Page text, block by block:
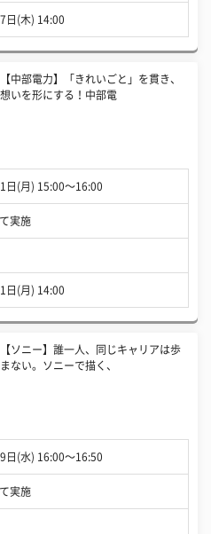
日(木) 14:00
【中部電力】「きれいごと」を貫き、
想いを形にする！中部電
日(月) 15:00〜16:00
実施
日(月) 14:00
【ソニー】誰一人、同じキャリアは歩
まない。ソニーで描く、
日(水) 16:00〜16:50
実施